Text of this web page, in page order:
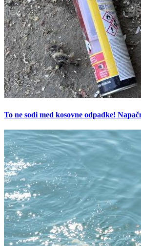
To ne sodi med kosovne odpadke!